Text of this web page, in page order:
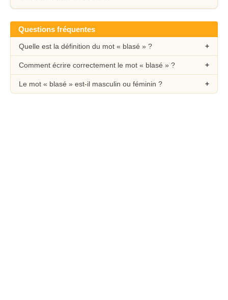
Questions fréquentes
Quelle est la définition du mot « blasé » ?
Comment écrire correctement le mot « blasé » ?
Le mot « blasé » est-il masculin ou féminin ?